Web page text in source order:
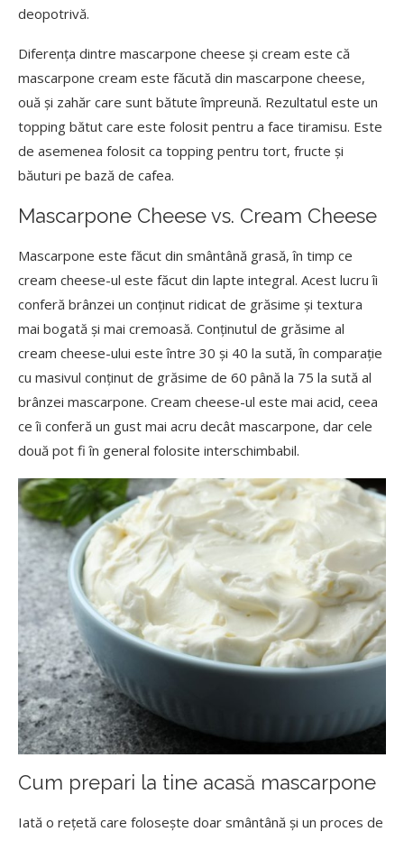
deopotrivă.
Diferența dintre mascarpone cheese și cream este că
mascarpone cream este făcută din mascarpone cheese,
ouă și zahăr care sunt bătute împreună. Rezultatul este un
topping bătut care este folosit pentru a face tiramisu. Este
de asemenea folosit ca topping pentru tort, fructe și
băuturi pe bază de cafea.
Mascarpone Cheese vs. Cream Cheese
Mascarpone este făcut din smântână grasă, în timp ce
cream cheese-ul este făcut din lapte integral. Acest lucru îi
conferă brânzei un conținut ridicat de grăsime și textura
mai bogată și mai cremoasă. Conținutul de grăsime al
cream cheese-ului este între 30 și 40 la sută, în comparație
cu masivul conținut de grăsime de 60 până la 75 la sută al
brânzei mascarpone. Cream cheese-ul este mai acid, ceea
ce îi conferă un gust mai acru decât mascarpone, dar cele
două pot fi în general folosite interschimbabil.
Cum prepari la tine acasă mascarpone
Iată o rețetă care folosește doar smântână și un proces de